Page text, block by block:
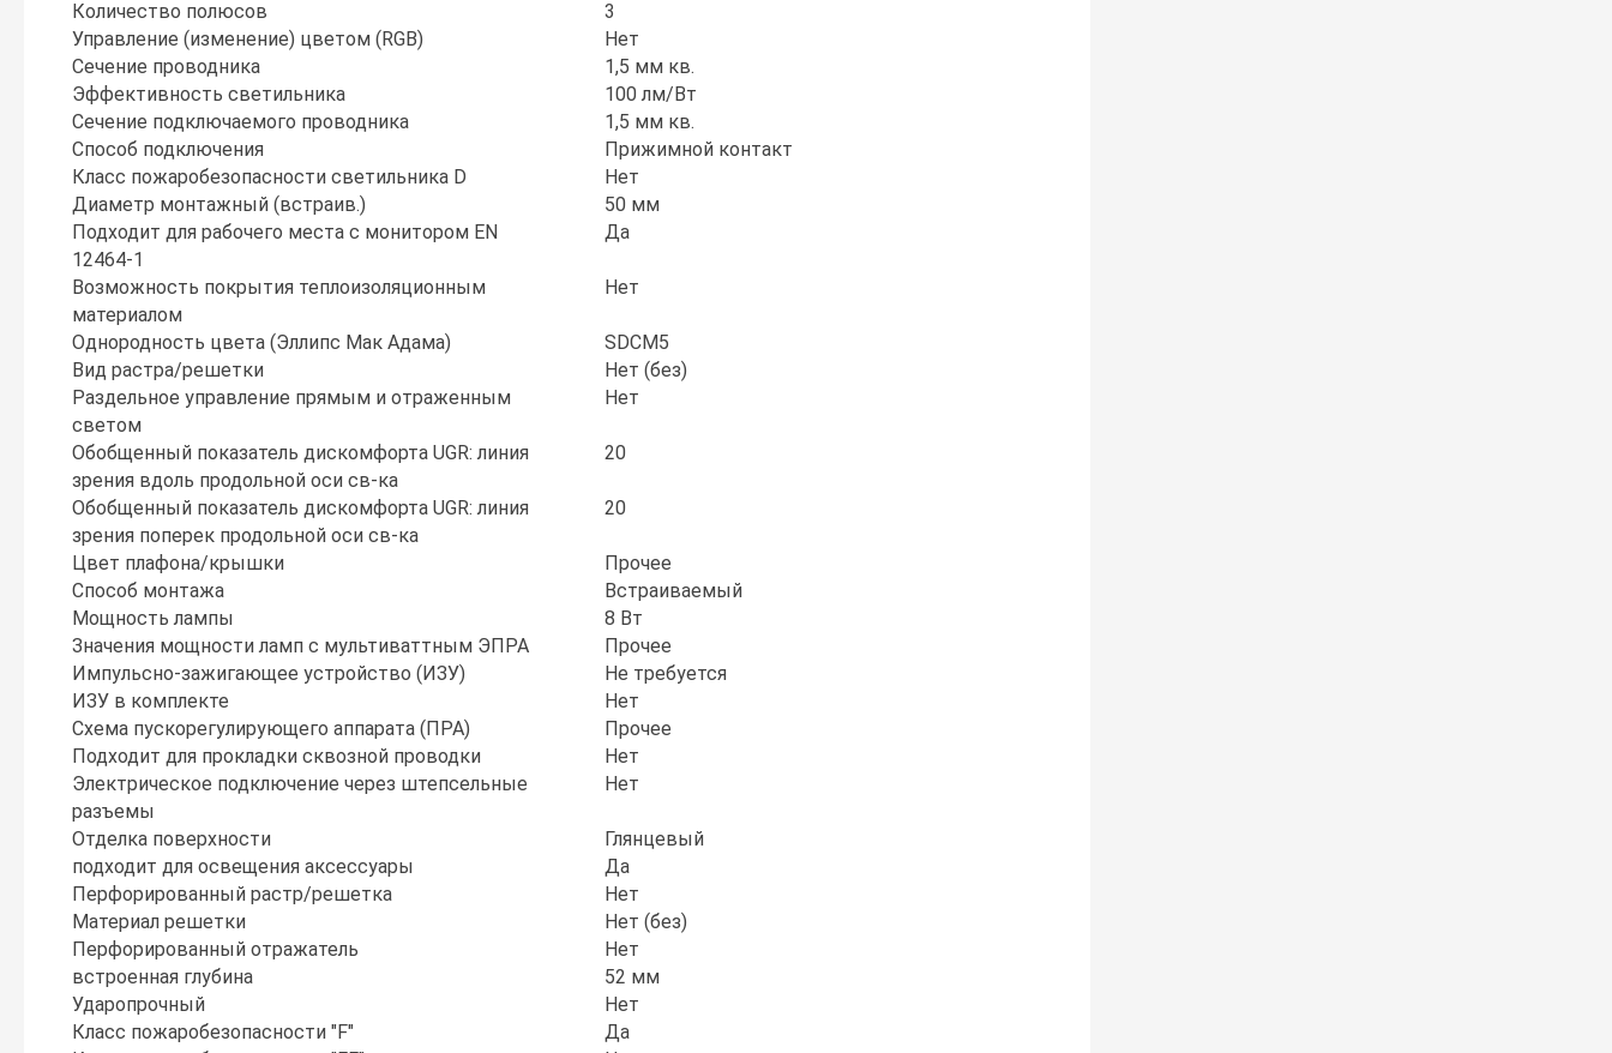
Количество полюсов
3
Управление (изменение) цветом (RGB)
Нет
Сечение проводника
1,5 мм кв.
Эффективность светильника
100 лм/Вт
Сечение подключаемого проводника
1,5 мм кв.
Способ подключения
Прижимной контакт
Класс пожаробезопасности светильника D
Нет
Диаметр монтажный (встраив.)
50 мм
Подходит для рабочего места с монитором EN
12464-1
Да
Возможность покрытия теплоизоляционным
материалом
Нет
Однородность цвета (Эллипс Мак Адама)
SDCM5
Вид растра/решетки
Нет (без)
Раздельное управление прямым и отраженным
светом
Нет
Обобщенный показатель дискомфорта UGR: линия
зрения вдоль продольной оси св-ка
20
Обобщенный показатель дискомфорта UGR: линия
зрения поперек продольной оси св-ка
20
Цвет плафона/крышки
Прочее
Способ монтажа
Встраиваемый
Мощность лампы
8 Вт
Значения мощности ламп с мультиваттным ЭПРА
Прочее
Импульсно-зажигающее устройство (ИЗУ)
Не требуется
ИЗУ в комплекте
Нет
Схема пускорегулирующего аппарата (ПРА)
Прочее
Подходит для прокладки сквозной проводки
Нет
Электрическое подключение через штепсельные
разъемы
Нет
Отделка поверхности
Глянцевый
подходит для освещения аксессуары
Да
Перфорированный растр/решетка
Нет
Материал решетки
Нет (без)
Перфорированный отражатель
Нет
встроенная глубина
52 мм
Ударопрочный
Нет
Класс пожаробезопасности "F"
Да